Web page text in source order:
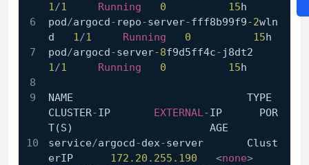
1/1 Running 0 15h
pod/argocd- repo-server-fff8b99f9-2wln
d 1/1 Running 0 15h
pod/argocd-server-8f9d5ff4c-
1/1 Running 0 15h
NAME                            TYPE
CLUSTER-IP EXTERNAL-IP      POR
T(S)                      AGE
service/argocd-dex-server       Clust
erIP 172.20 .255 .190 <none>